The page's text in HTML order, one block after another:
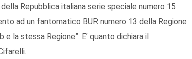
Repubblica italiana serie speciale numero 15
ad un fantomatico BUR numero 13 della Regione
la stessa Regione”. E’ quanto dichiara il